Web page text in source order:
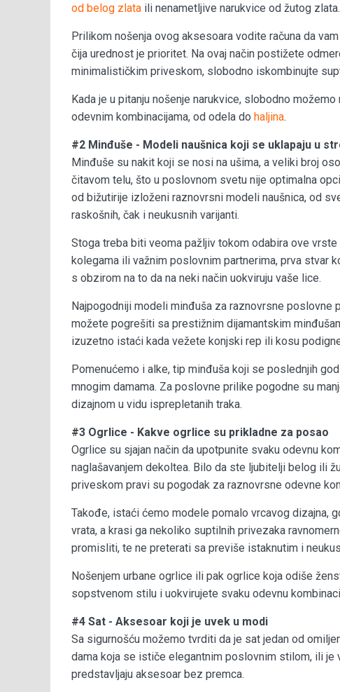
od belog zlata ili nenametljive narukvice od žutog zlata.
Prilikom nošenja ovog aksesoara vodite računa da
čija urednost je prioritet. Na ovaj način postižete
minimalističkim priveskom, slobodno iskombinujte
Kada je u pitanju nošenje narukvice, slobodno
odevnim kombinacijama, od odela do haljina.
#2 Minđuše - Modeli naušnica koji se uklapaju u
Minđuše su nakit koji se nosi na ušima, a veliki broj
čitavom telu, što u poslovnom svetu nije optimalna
od bižutirije izloženi raznovrsni modeli naušnica, od
raskošnih, čak i neukusnih varijanti.
Stoga treba biti veoma pažljiv tokom odabira ove
kolegama ili važnim poslovnim partnerima, prva stvar
s obzirom na to da na neki način uokviruju vaše lice.
Najpogodniji modeli minđuša za raznovrsne
možete pogrešiti sa prestižnim dijamantskim
izuzetno istaći kada vežete konjski rep ili kosu
Pomenućemo i alke, tip minđuša koji se poslednjih
mnogim damama. Za poslovne prilike pogodne su
dizajnom u vidu isprepletanih traka.
#3 Ogrlice - Kakve ogrlice su prikladne za posao
Ogrlice su sjajan način da upotpunite svaku odevnu
naglašavanjem dekoltea. Bilo da ste ljubitelji belog ili
priveskom pravi su pogodak za raznovrsne odevne
Takođe, istaći ćemo modele pomalo vrcavog dizajna,
vrata, a krasi ga nekoliko suptilnih privezaka
promisliti, te ne preterati sa previše istaknutim i
Nošenjem urbane ogrlice ili pak ogrlice koja odiše
sopstvenom stilu i uokvirujete svaku odevnu
#4 Sat - Aksesoar koji je uvek u modi
Sa sigurnošću možemo tvrditi da je sat jedan od
dama koja se ističe elegantnim poslovnim stilom, ili
predstavljaju aksesoar bez premca.